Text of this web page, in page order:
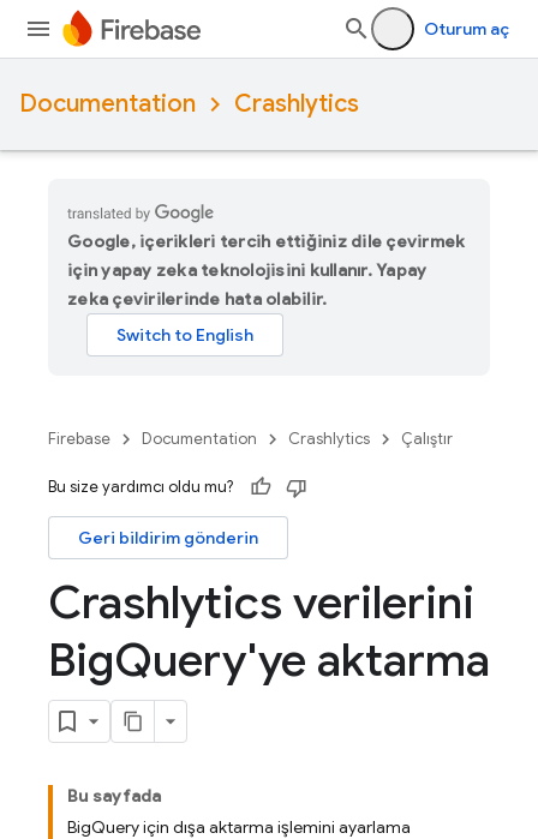
Oturum aç
Documentation Crashlytics
Google, içerikleri tercih ettiğiniz dile çevirmek
için yapay zeka teknolojisini kullanır. Yapay
zeka çevirilerinde hata olabilir.
Firebase Documentation Crashlytics Çalıştır
Bu size yardımcı oldu mu?
Geri bildirim gönderin
Crashlytics verilerini
BigQuery'ye aktarma
Bu sayfada
BigQuery için dışa aktarma işlemini ayarlama